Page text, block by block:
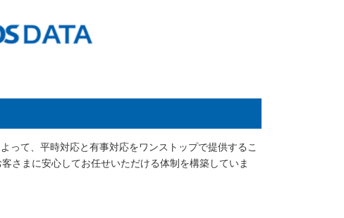
って、平時対応と有事対応をワンストップで提供するこ
さまに安心してお任せいただける体制を構築していま